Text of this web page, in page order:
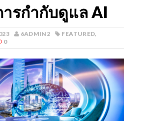
ารกำกับดูแล AI
6ADMIN2 FEATURED,
0